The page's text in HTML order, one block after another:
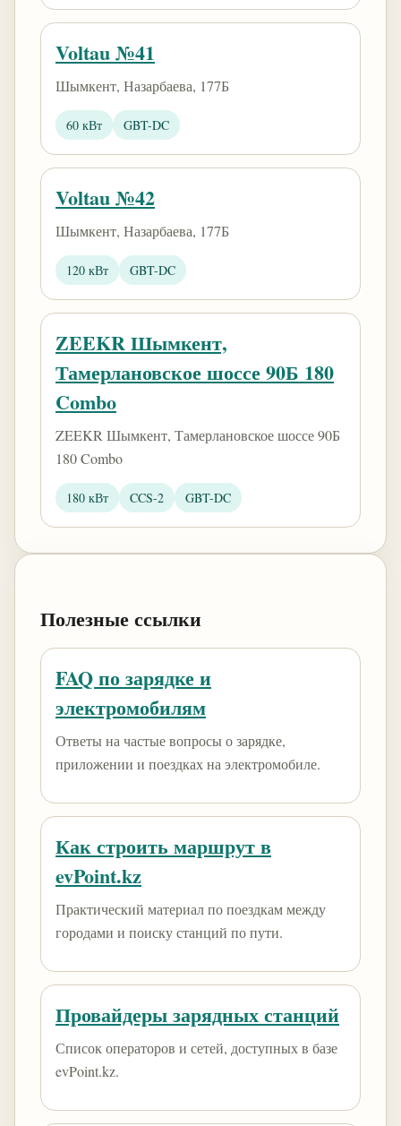
Voltau №41
Шымкент, Назарбаева, 177Б
60 кВт GBT-DC
Voltau №42
Шымкент, Назарбаева, 177Б
120 кВт GBT-DC
ZEEKR Шымкент,
Тамерлановское шоссе 90Б 180
Combo
ZEEKR Шымкент, Тамерлановское шоссе 90Б
180 Combo
180 кВт CCS-2 GBT-DC
Полезные ссылки
FAQ по зарядке и
электромобилям
Ответы на частые вопросы о зарядке,
приложении и поездках на электромобиле.
Как строить маршрут в
evPoint.kz
Практический материал по поездкам между
городами и поиску станций по пути.
Провайдеры зарядных станций
Список операторов и сетей, доступных в базе
evPoint.kz.